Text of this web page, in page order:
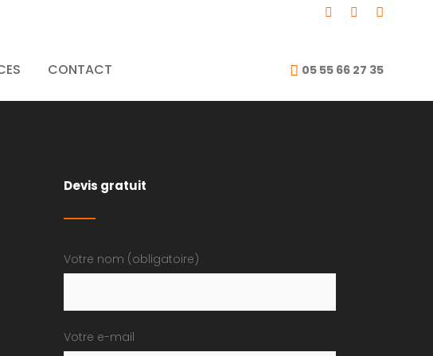
05 55 66 27 35
CONTACT
Devis gratuit
Votre nom (obligatoire)
Votre e-mail